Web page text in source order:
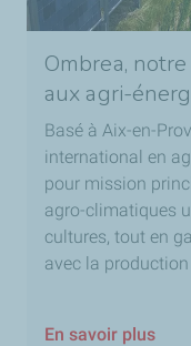
Ombrea,
aux agri-
Basé à Aix-en-
international en
pour mission
agro-climatiques
cultures, tout en
avec la production
En savoir plus